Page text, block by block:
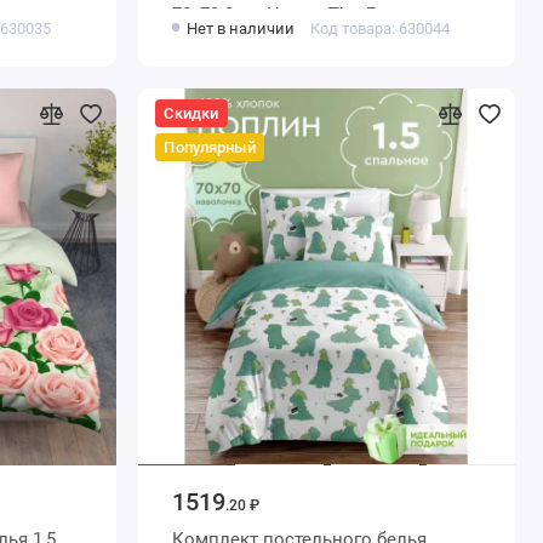
70х70 2 шт Цветы The Дом
Нет в наличии Код товара: 630044
Скидки
Популярный
1519.20 ₽